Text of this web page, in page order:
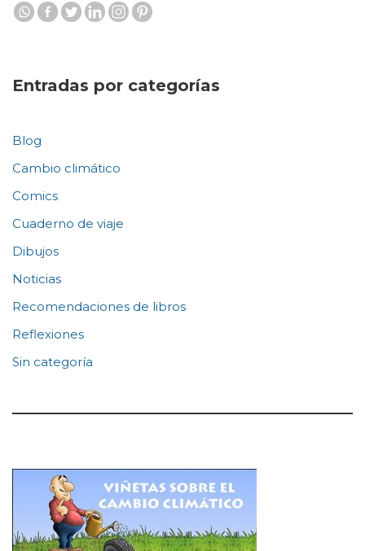
Entradas por categorías
Blog
Cambio climático
Comics
Cuaderno de viaje
Dibujos
Noticias
Recomendaciones de libros
Reflexiones
Sin categoría